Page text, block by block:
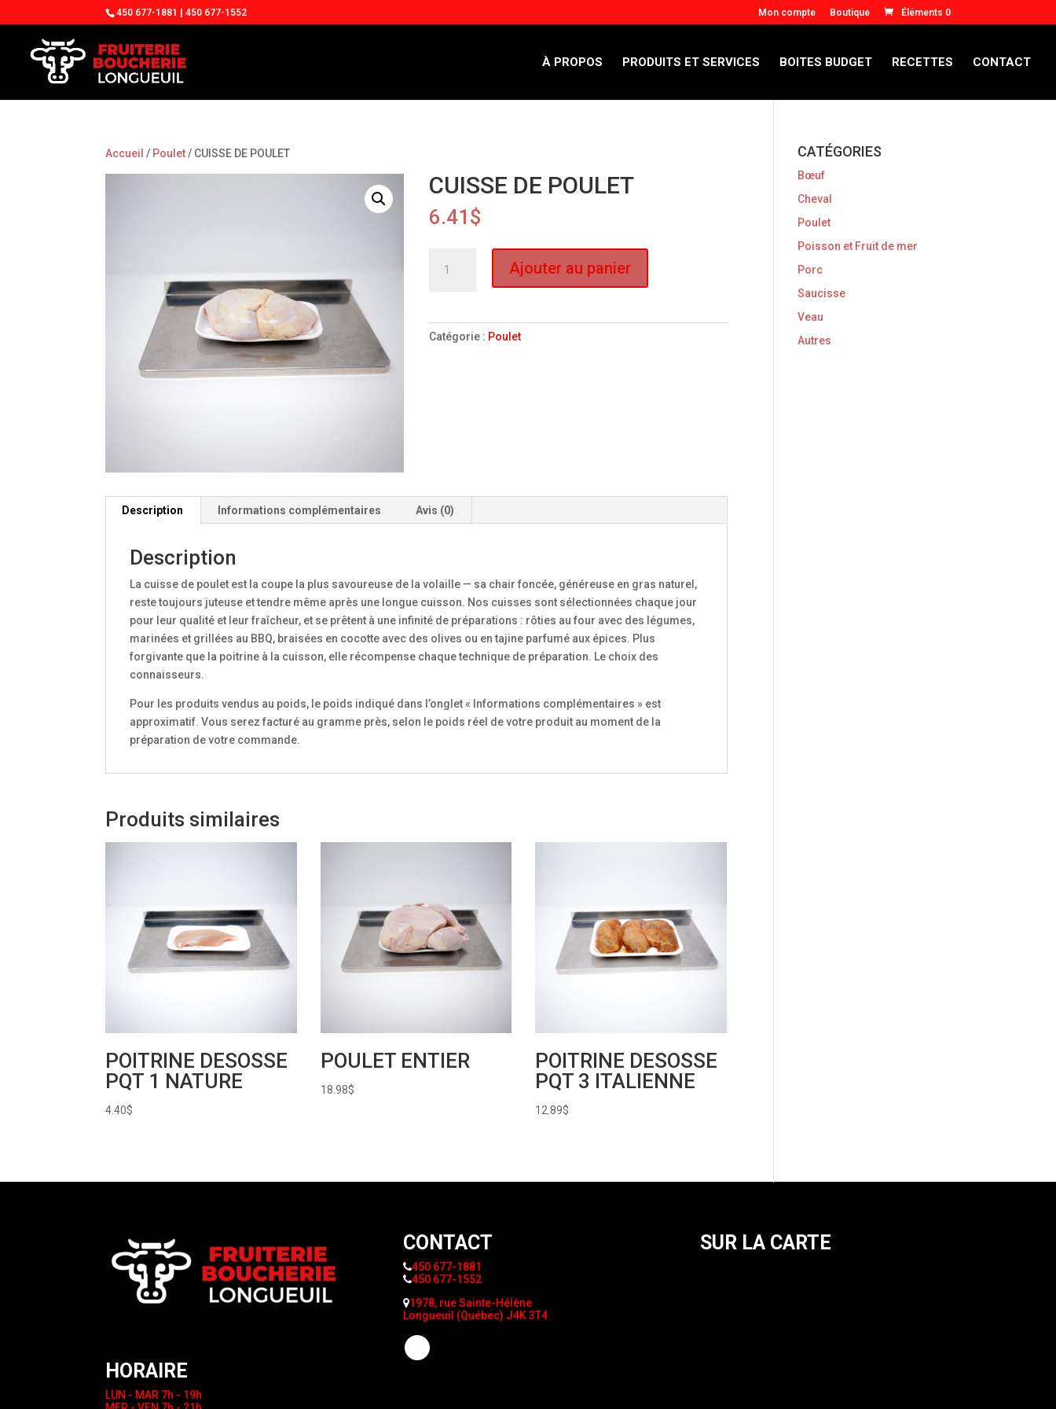
450 677-1881 | 450 677-1552 Mon compte Boutique Éléments 0
À PROPOS PRODUITS ET SERVICES BOITES BUDGET RECETTES CONTACT
Accueil / Poulet/ CUISSE DE POULET
CUISSE DE POULET
6.41 $
Ajouter au panier
Catégorie : Poulet
Description Informations complémentaires Avis (0)
Description
La cuisse de poulet est la coupe la plus savoureuse de la volaille — sa chair foncée, généreuse en gras naturel,
reste toujours juteuse et tendre même après une longue cuisson. Nos cuisses sont sélectionnées chaque jour
pour leur qualité et leur fraîcheur, et se prêtent à une infinité de préparations : rôties au four avec des légumes,
marinées et grillées au BBQ, braisées en cocotte avec des olives ou en tajine parfumé aux épices. Plus
forgivante que la poitrine à la cuisson, elle récompense chaque technique de préparation. Le choix des
connaisseurs.
Pour les produits vendus au poids, le poids indiqué dans l’onglet « Informations complémentaires » est
approximatif. Vous serez facturé au gramme près, selon le poids réel de votre produit au moment de la
préparation de votre commande.
Produits similaires
POITRINE DESOSSE
PQT 1 NATURE
4.40$
POULET ENTIER
18.98$
POITRINE DESOSSE
PQT 3 ITALIENNE
12.89$
CATÉGORIES
Bœuf
Cheval
Poulet
Poisson et Fruit de mer
Porc
Saucisse
Veau
Autres
HORAIRE
LUN - MAR 7h - 19h
CONTACT
450 677-1881
450 677-1552
1978, rue Sainte-Hélène
Longueuil (Québec) J4K 3T4
SUR LA CARTE